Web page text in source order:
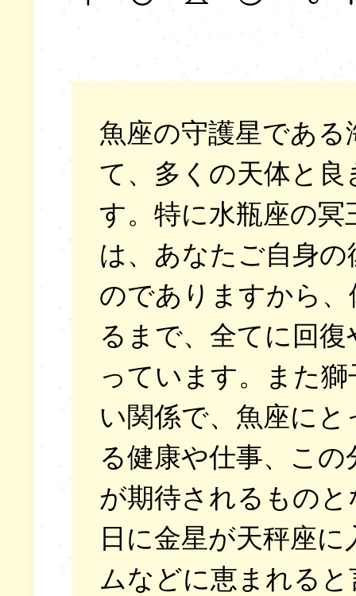
魚座の守護星であ
て、多くの天体と
す。特に水瓶座の
は、あなたご自身
のでありますから
るまで、全てに回
っています。また
い関係で、魚座に
る健康や仕事、こ
が期待されるもの
日に金星が天秤座
ムなどに恵まれる